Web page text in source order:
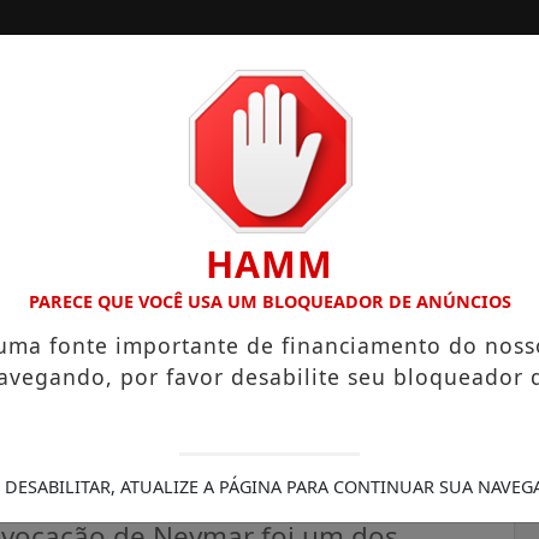
CAMPINAS LITORAL PAULISTA
UNE ALTA PRODUTIVIDADE E CHARME COLONIAL
confie nos 26
HAMM
PARECE QUE VOCÊ USA UM BLOQUEADOR DE ANÚNCIOS
fonte importante de financiamento do
por favor desabilite seu bloqueador
DESABILITAR, ATUALIZE A PÁGINA PARA CONTINUAR SUA